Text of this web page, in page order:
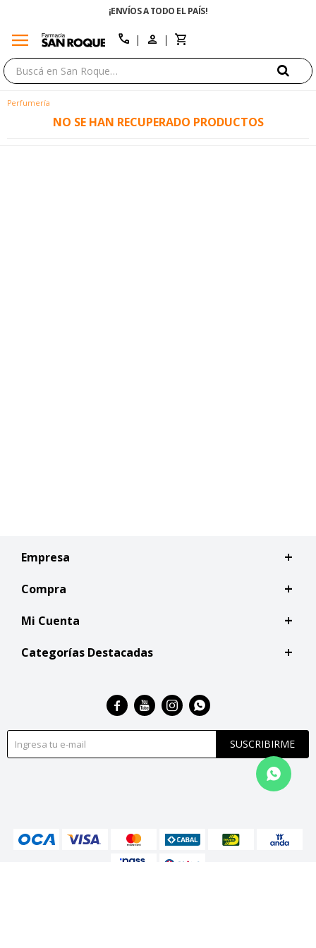
¡ENVÍOS A TODO EL PAÍS!
menu call
Perfumería
NO SE HAN RECUPERADO PRODUCTOS
Empresa
Compra
Mi Cuenta
Categorías Destacadas
SUSCRIBIRME
   
close